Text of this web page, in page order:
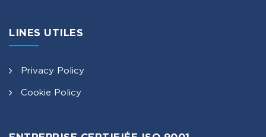
LINES UTILES
Privacy Policy
Cookie Policy